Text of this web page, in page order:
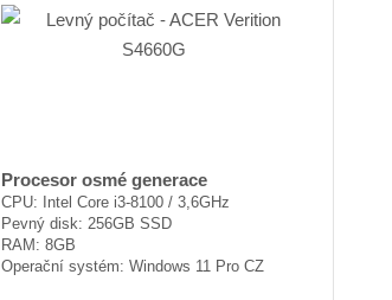
Procesor osmé generace
CPU: Intel Core i3-8100 / 3,6GHz
Pevný disk: 256GB SSD
RAM: 8GB
Operační systém: Windows 11 Pro CZ